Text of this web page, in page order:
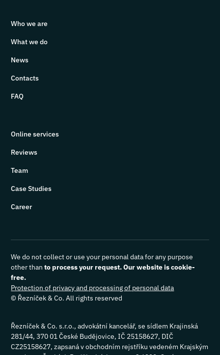
Who we are
What we do
News
Contacts
FAQ
Online services
Reviews
Team
Case Studies
Career
© Řezníček & Co. All rights reserved
Protection of privacy and processing of personal data
We do not collect or use your personal data for any purpose
other thanto process your request. Our website is cookie-
free.
Řezníček & Co. s.r.o., advokátní kancelář, se sídlem Krajinská
281/44, 370 01 České Budějovice, IČ 25158627, DIČ
CZ25158627, zapsaná v obchodním rejstříku vedeném Krajským